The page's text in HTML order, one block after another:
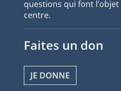
questions qui font
centre.
Faites un don
JE DONNE